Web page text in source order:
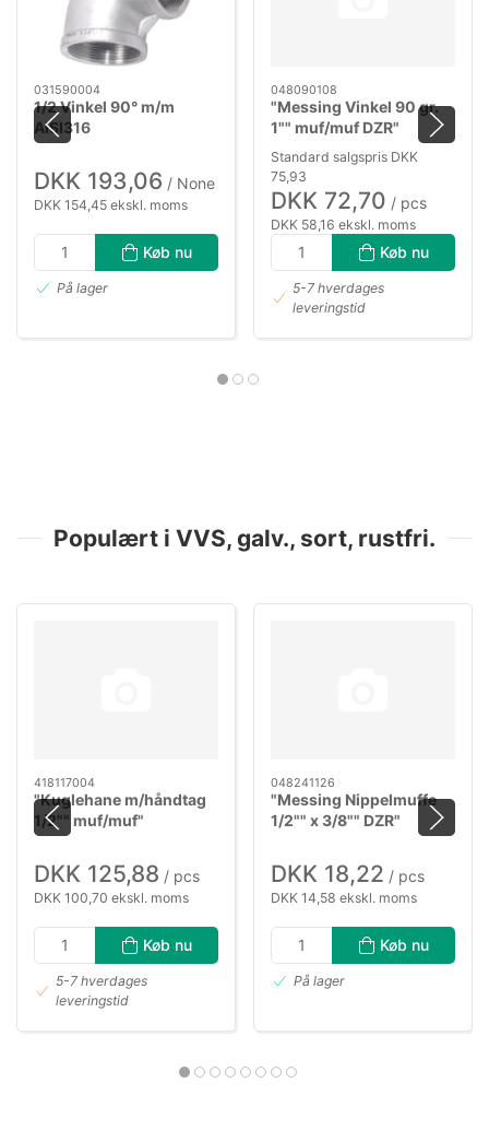
031590004
1/2 Vinkel 90° m/m
AISI316
DKK 193,06 / None
DKK 154,45 ekskl. moms
Køb nu
På lager
048090108
"Messing Vinkel 90 gr.
1"" muf/muf DZR"
Standard salgspris DKK
75,93
DKK 72,70 / pcs
DKK 58,16 ekskl. moms
Køb nu
5-7 hverdages
leveringstid
Populært i VVS, galv., sort, rustfri.
418117004
"Kuglehane m/håndtag
1/2"" muf/muf"
DKK 125,88 / pcs
DKK 100,70 ekskl. moms
Køb nu
5-7 hverdages
leveringstid
048241126
"Messing Nippelmuffe
1/2"" x 3/8"" DZR"
DKK 18,22 / pcs
DKK 14,58 ekskl. moms
Køb nu
På lager